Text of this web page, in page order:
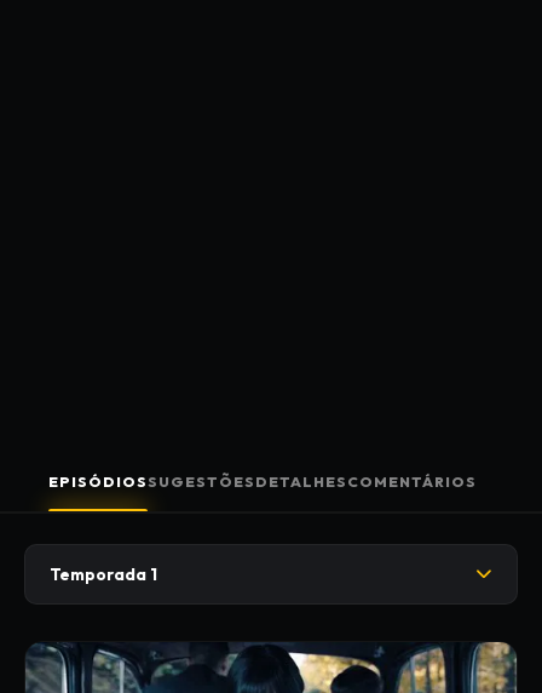
EPISÓDIOSSUGESTÕES DETALHES COMENTÁRIOS
Temporada 1